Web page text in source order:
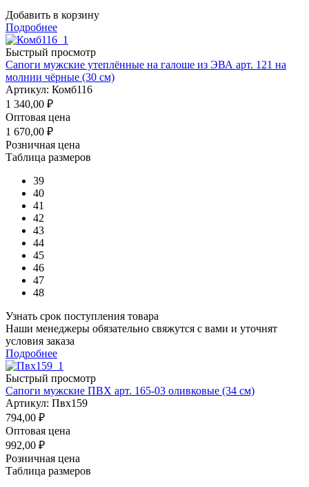
Добавить в корзину
Подробнее
Быстрый просмотр
Сапоги мужские утеплённые на галоше из ЭВА арт. 121 на
молнии чёрные (30 см)
Артикул: Комб116
1 340,00 ₽
Оптовая цена
1 670,00 ₽
Розничная цена
Таблица размеров
39
40
41
42
43
44
45
46
47
48
Узнать срок поступления товара
Наши менеджеры обязательно свяжутся с вами и уточнят
условия заказа
Подробнее
Быстрый просмотр
Сапоги мужские ПВХ арт. 165-03 оливковые (34 см)
Артикул: Пвх159
794,00 ₽
Оптовая цена
992,00 ₽
Розничная цена
Таблица размеров